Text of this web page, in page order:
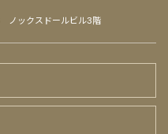
ノックスドールビル3階